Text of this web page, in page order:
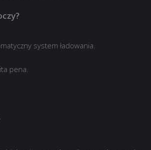
system ładowania.
pena.